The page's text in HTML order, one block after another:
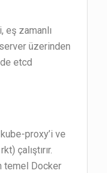
eş zamanlı
üzerinden
etcd
proxy’i ve
çalıştırır.
temel Docker